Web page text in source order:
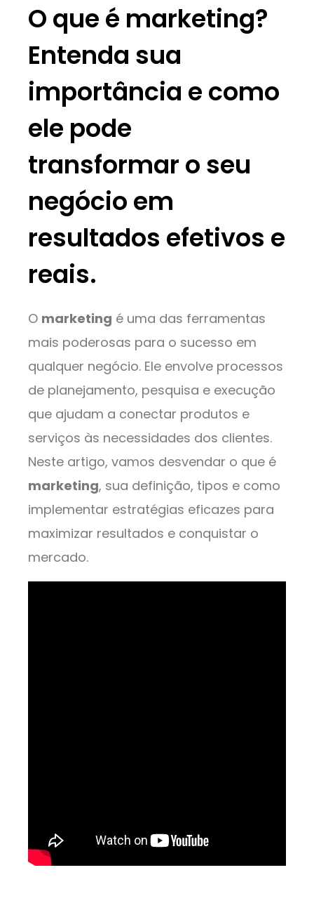
O que é marketing?
Entenda sua
importância e como
ele pode
transformar o seu
negócio em
resultados efetivos e
reais.
O marketing é uma das ferramentas
mais poderosas para o sucesso em
qualquer negócio. Ele envolve processos
de planejamento, pesquisa e execução
que ajudam a conectar produtos e
serviços às necessidades dos clientes.
Neste artigo, vamos desvendar o que é
marketing, sua definição, tipos e como
implementar estratégias eficazes para
maximizar resultados e conquistar o
mercado.